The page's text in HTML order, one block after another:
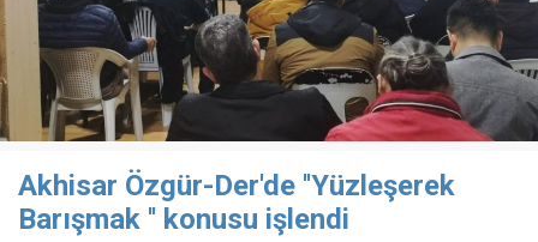
Akhisar Özgür-Der'de ''Yüzleşerek
Barışmak '' konusu işlendi